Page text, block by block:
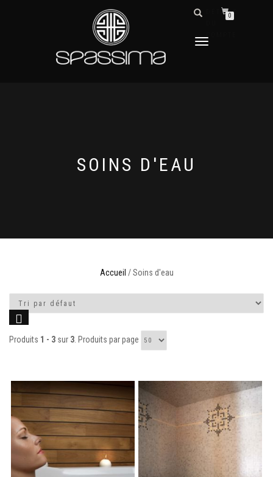
DÉPLIER
DÉTAILS
0
SOINS D'EAU
Accueil / Soins d'eau
Produits 1 - 3 sur 3. Produits par page